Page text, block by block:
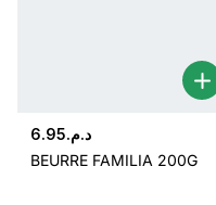
د.م.6.95
BEURRE FAMILIA 200G